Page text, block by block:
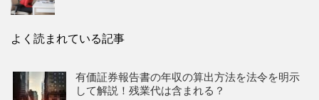
よく読まれている記事
有価証券報告書の年収の算出方法を法令を明示
して解説！残業代は含まれる？